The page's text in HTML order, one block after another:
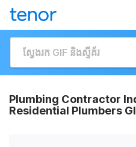
Plumbing Contractor
Residential Plumbers